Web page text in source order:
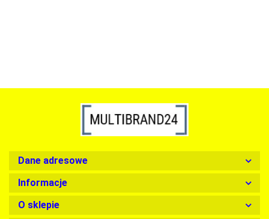
Dane adresowe
Informacje
O sklepie